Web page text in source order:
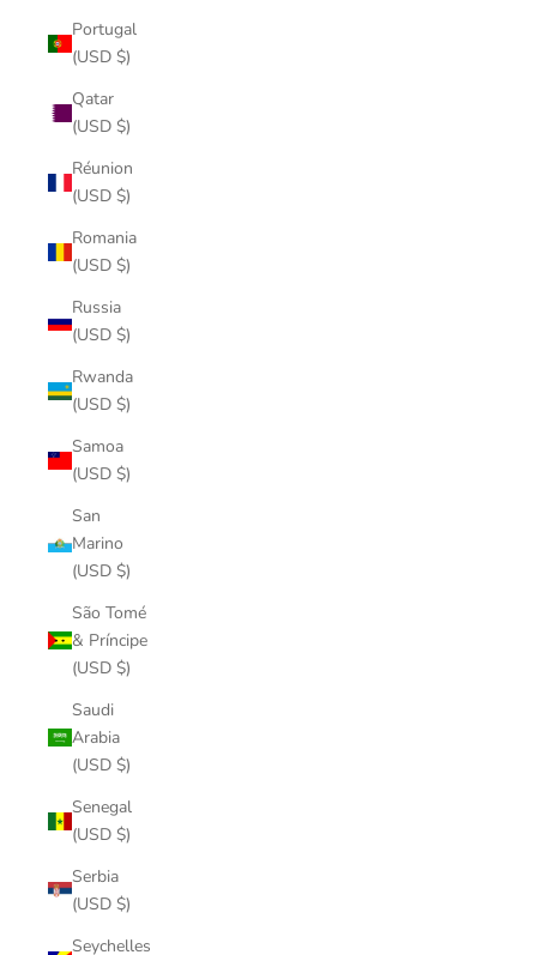
Portugal
(USD $)
Qatar
(USD $)
Réunion
(USD $)
Romania
(USD $)
Russia
(USD $)
Rwanda
(USD $)
Samoa
(USD $)
San
Marino
(USD $)
São Tomé
& Príncipe
(USD $)
Saudi
Arabia
(USD $)
Senegal
(USD $)
Serbia
(USD $)
Seychelles